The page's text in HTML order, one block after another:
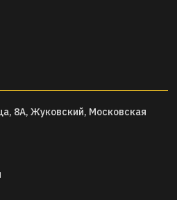
8А, Жуковский, Московская